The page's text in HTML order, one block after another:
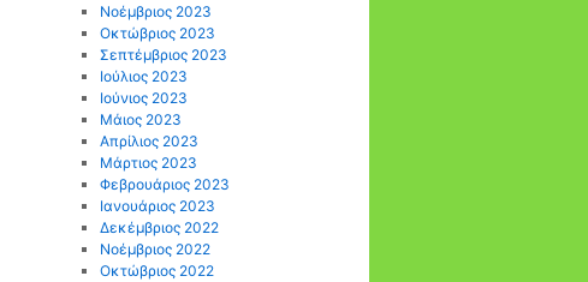
Νοέμβριος 2023
Οκτώβριος 2023
Σεπτέμβριος 2023
Ιούλιος 2023
Ιούνιος 2023
Μάιος 2023
Απρίλιος 2023
Μάρτιος 2023
Φεβρουάριος 2023
Ιανουάριος 2023
Δεκέμβριος 2022
Νοέμβριος 2022
Οκτώβριος 2022